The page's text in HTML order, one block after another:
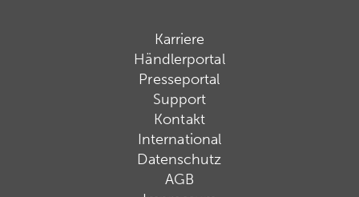
Karriere
Händlerportal
Presseportal
Support
Kontakt
International
Datenschutz
AGB